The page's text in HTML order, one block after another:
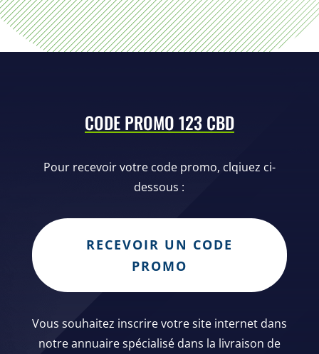
CODE PROMO 123 CBD
Pour recevoir votre code promo, clqiuez ci-
dessous :
RECEVOIR UN CODE
PROMO
Vous souhaitez inscrire votre site internet dans
notre annuaire spécialisé dans la livraison de